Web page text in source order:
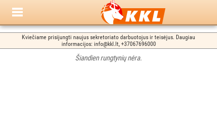
Kviečiame prisijungti naujus sekretoriato darbuotojus ir teisėjus. Daugiau
informacijos: info@kkl.lt, +37067696000
Šiandien rungtynių nėra.